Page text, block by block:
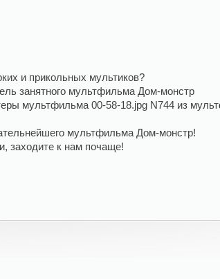
и прикольных мультиков?
занятного мультфильма Дом-монстр
мультфильма 00-58-18.jpg N744 из
мультфильма Дом-монстр!
заходите к нам почаще!